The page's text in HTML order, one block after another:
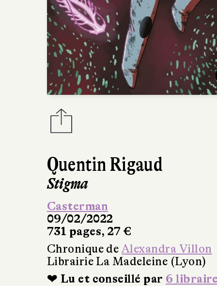
Quentin Rigaud
Stigma
Casterman
09/02/2022
731 pages, 27 €
Chronique de Alexandra Villon
Librairie La Madeleine (Lyon)
❤ Lu et conseillé par 6